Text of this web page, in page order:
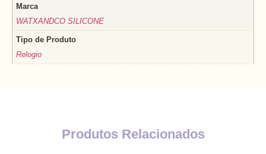
Marca
WATXANDCO SILICONE
Tipo de Produto
Relogio
Produtos Relacionados